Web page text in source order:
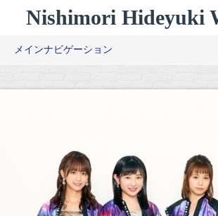
ツ
Nishimori Hideyuki
メインナビゲーション
一般向けワークショップ